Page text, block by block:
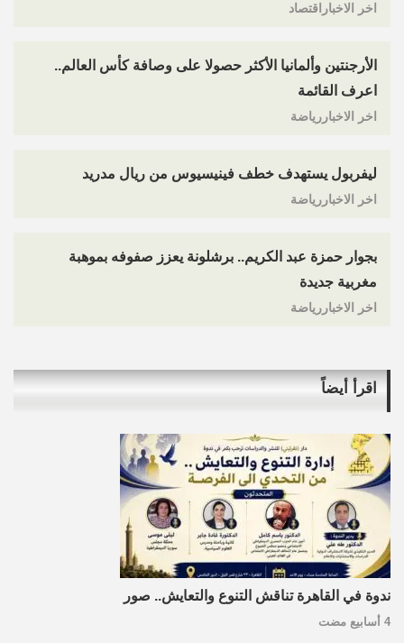
اخر الاخباراقتصاد
الأرجنتين وألمانيا الأكثر حصولا على وصافة كأس العالم..
اعرف القائمة
اخر الاخباررياضة
ليفربول يستهدف خطف فينيسيوس من ريال مدريد
اخر الاخباررياضة
بجوار حمزة عبد الكريم.. برشلونة يعزز صفوفه بموهبة
مغربية جديدة
اخر الاخباررياضة
اقرأ أيضاً
ندوة في القاهرة تناقش التنوع والتعايش.. صور
4 أسابيع مضت